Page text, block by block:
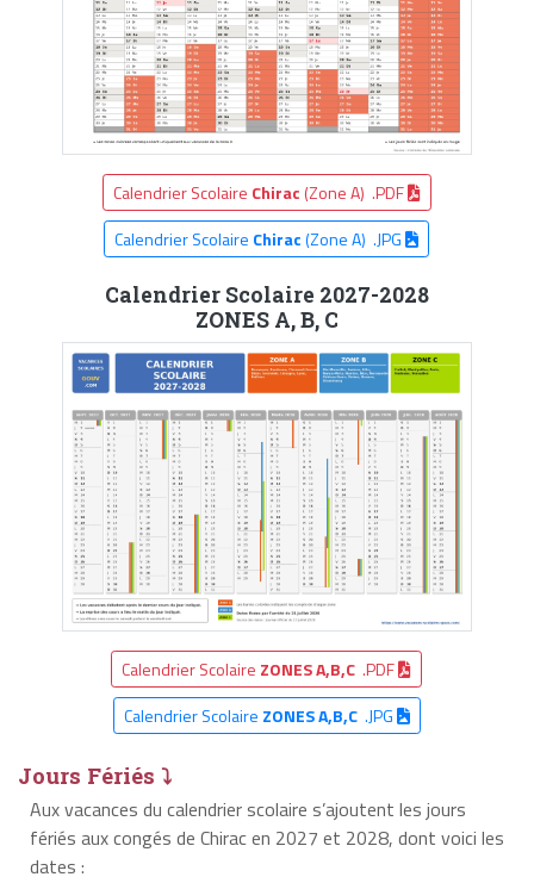
Calendrier Scolaire Chirac (Zone A) .PDF
Calendrier Scolaire Chirac(Zone A) .JPG
Calendrier Scolaire 2027-2028
ZONES A, B, C
Calendrier Scolaire ZONES A,B,C .PDF
Calendrier Scolaire ZONES A,B,C.JPG
Jours Fériés ⤵
Aux vacances du calendrier scolaire s’ajoutent les jours
fériés aux congés de Chirac en 2027 et 2028, dont voici les
dates :